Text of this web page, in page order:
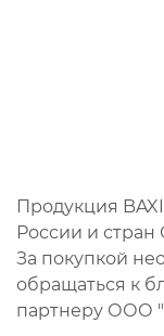
Продукция
России и стран
За покупкой
обращаться к
партнеру ООО